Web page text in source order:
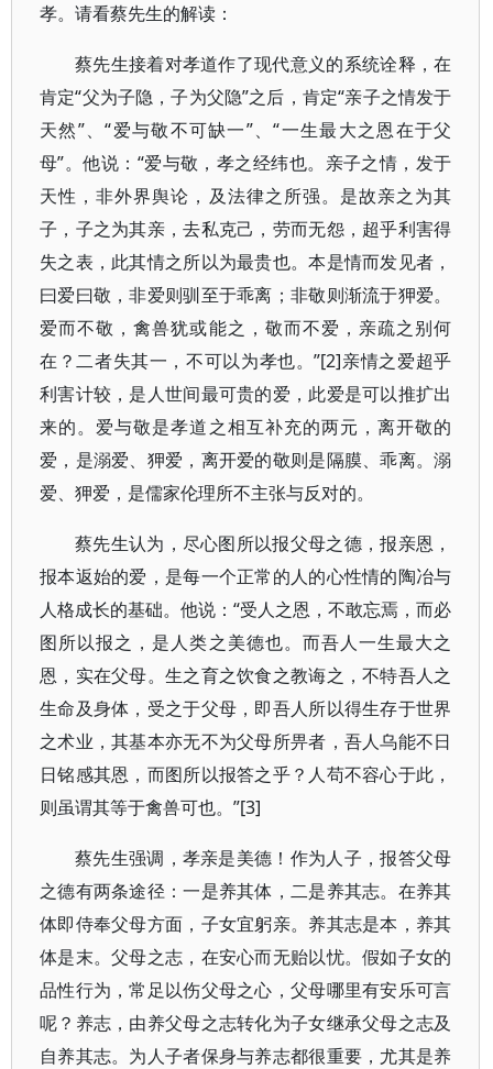
孝。请看蔡先生的解读：
蔡先生接着对孝道作了现代意义的系统诠释，在
肯定“父为子隐，子为父隐”之后，肯定“亲子之情发于
天然”、“爱与敬不可缺一”、“一生最大之恩在于父
母”。他说：“爱与敬，孝之经纬也。亲子之情，发于
天性，非外界舆论，及法律之所强。是故亲之为其
子，子之为其亲，去私克己，劳而无怨，超乎利害得
失之表，此其情之所以为最贵也。本是情而发见者，
曰爱曰敬，非爱则驯至于乖离；非敬则渐流于狎爱。
爱而不敬，禽兽犹或能之，敬而不爱，亲疏之别何
在？二者失其一，不可以为孝也。”[2]亲情之爱超乎
利害计较，是人世间最可贵的爱，此爱是可以推扩出
来的。爱与敬是孝道之相互补充的两元，离开敬的
爱，是溺爱、狎爱，离开爱的敬则是隔膜、乖离。溺
爱、狎爱，是儒家伦理所不主张与反对的。
蔡先生认为，尽心图所以报父母之德，报亲恩，
报本返始的爱，是每一个正常的人的心性情的陶冶与
人格成长的基础。他说：“受人之恩，不敢忘焉，而必
图所以报之，是人类之美德也。而吾人一生最大之
恩，实在父母。生之育之饮食之教诲之，不特吾人之
生命及身体，受之于父母，即吾人所以得生存于世界
之术业，其基本亦无不为父母所畀者，吾人乌能不日
日铭感其恩，而图所以报答之乎？人苟不容心于此，
则虽谓其等于禽兽可也。”[3]
蔡先生强调，孝亲是美德！作为人子，报答父母
之德有两条途径：一是养其体，二是养其志。在养其
体即侍奉父母方面，子女宜躬亲。养其志是本，养其
体是末。父母之志，在安心而无贻以忧。假如子女的
品性行为，常足以伤父母之心，父母哪里有安乐可言
呢？养志，由养父母之志转化为子女继承父母之志及
自养其志。为人子者保身与养志都很重要，尤其是养